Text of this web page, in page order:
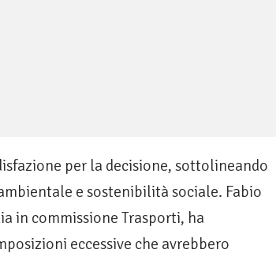
per la decisione, sottolineando
e sostenibilità sociale. Fabio
in commissione Trasporti, ha
eccessive che avrebbero